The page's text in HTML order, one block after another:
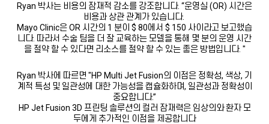
Ryan 박사는 비용의 잠재적 감소를 강조합니다. “운영실 (OR) 시간은
비용과 상관 관계가 있습니다.
Mayo Clinic은 OR 시간의 1 분이 $ 80에서 $ 150 사이라고 보고했습
니다. 따라서 수술 팀을 더 잘 교육하는 모델을 통해 몇 분의 운영 시간
을 절약 할 수 있다면 리소스를 절약 할 수 있는 좋은 방법입니다. "
Ryan 박사에 따르면 "HP Multi Jet Fusion의 이점은 정확성, 색상, 기
계적 특성 및 일관성에 대한 가능성을 캡슐화하며, 일관성과 정확성이
중요합니다.”
HP Jet Fusion 3D 프린팅 솔루션의 컬러 잠재력은 임상의와 환자 모
두에게 추가적인 이점을 제공합니다